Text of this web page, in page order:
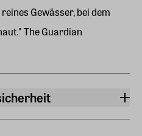
Gewässer, bei dem
The Guardian